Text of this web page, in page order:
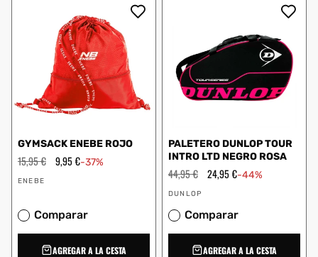
GYMSACK ENEBE ROJO
Precio
habitual
15,95 € Precio
de
9,95 €-37%
Proveedor:
ENEBE
Comparar
AGREGAR A LA CESTA
PALETERO DUNLOP TOUR
INTRO LTD NEGRO ROSA
Precio
habitual
44,95 € Precio
24,95 €-44%
Proveedor:
DUNLOP
Comparar
AGREGAR A LA CESTA